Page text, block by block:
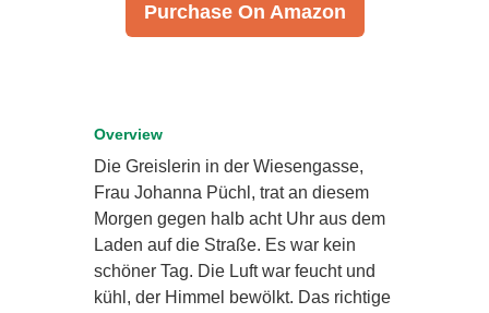
Purchase On Amazon
Overview
Die Greislerin in der Wiesengasse,
Frau Johanna Püchl, trat an diesem
Morgen gegen halb acht Uhr aus dem
Laden auf die Straße. Es war kein
schöner Tag. Die Luft war feucht und
kühl, der Himmel bewölkt. Das richtige